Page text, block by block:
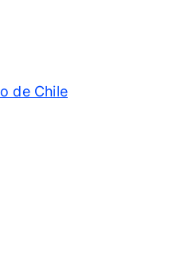
de Chile